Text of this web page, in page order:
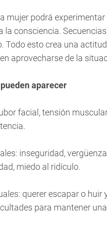
mujer podrá
consciencia.
Todo esto crea una
aprovecharse de la
aparecer
facial, tensión
inseguridad,
miedo al ridículo.
querer escapar o
para mantener